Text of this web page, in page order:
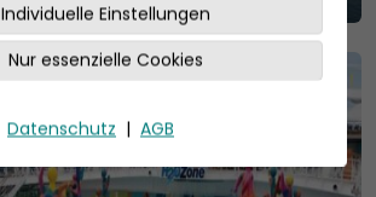
Individuelle Einstellungen
Nur essenzielle Cookies
Datenschutz | AGB